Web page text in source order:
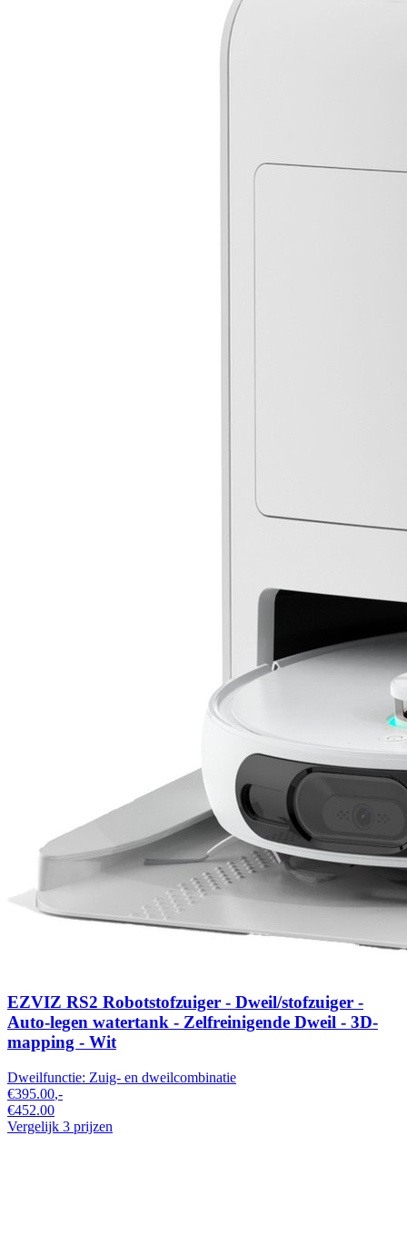
EZVIZ RS2 Robotstofzuiger - Dweil/stofzuiger -
Auto-legen watertank - Zelfreinigende Dweil - 3D-
mapping - Wit
Dweilfunctie: Zuig- en dweilcombinatie​
€395.00,-
€452.00
Vergelijk 3 prijzen